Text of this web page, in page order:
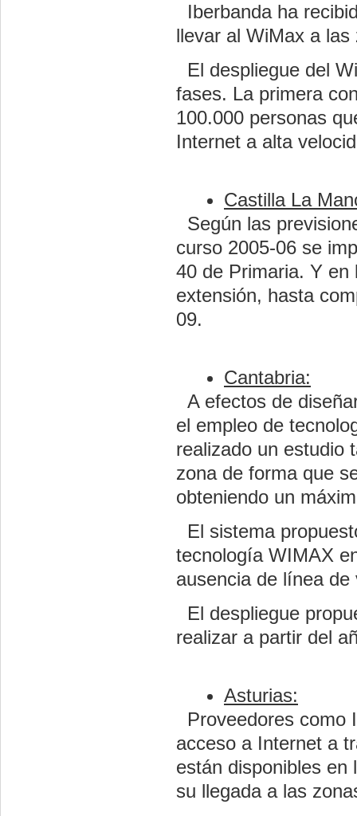
Iberbanda ha
llevar al WiMax a
El despliegue del
fases. La primera
100.000 personas
Internet a alta
Castilla La
Según las
curso 2005-06 se
40 de Primaria. Y en
extensión, hasta
09.
Cantabria:
A efectos de
el empleo de
realizado un estudio
zona de forma que
obteniendo un
El sistema
tecnología WIMAX
ausencia de línea de
El despliegue
realizar a partir del
Asturias:
Proveedores como
acceso a Internet a
están disponibles en
su llegada a las